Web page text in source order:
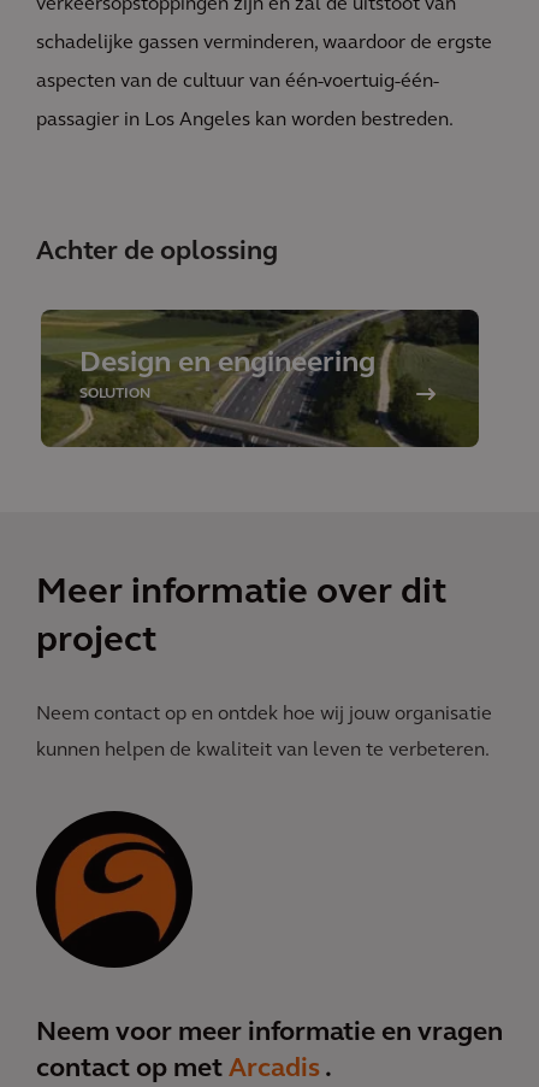
verkeersopstoppingen zijn en zal de uitstoot van
schadelijke gassen verminderen, waardoor de ergste
aspecten van de cultuur van één-voertuig-één-
passagier in Los Angeles kan worden bestreden.
Achter de oplossing
Design en engineering
SOLUTION
Meer informatie over dit
project
Neem contact op en ontdek hoe wij jouw organisatie
kunnen helpen de kwaliteit van leven te verbeteren.
Neem voor meer informatie en vragen
contact op met Arcadis .